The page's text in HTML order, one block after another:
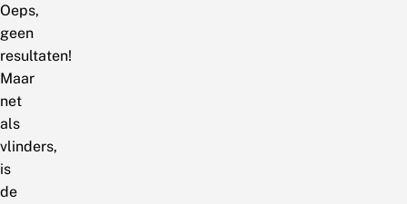
Oeps,
geen
resultaten!
Maar
net
als
vlinders,
is
de